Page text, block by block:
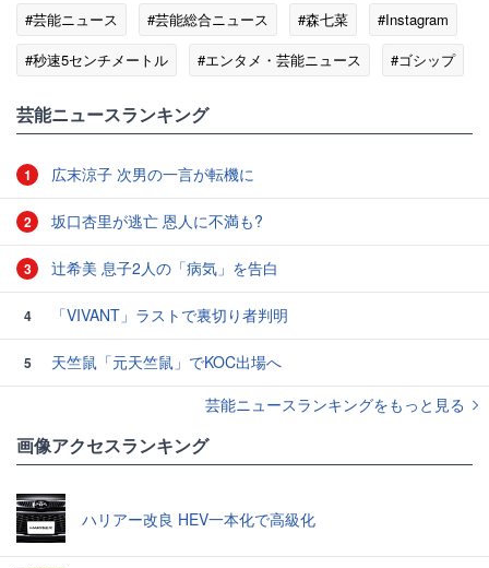
#芸能ニュース #芸能総合ニュース #森七菜
#Instagram
#秒速5センチメートル
#エンタメ・芸能ニュース #ゴシップ
芸能ニュースランキング
1 広末涼子 次男の一言が転機に
2 坂口杏里が逃亡 恩人に不満も?
3 辻希美 息子2人の「病気」を告白
4 「VIVANT」ラストで裏切り者判明
5
天竺鼠「元天竺鼠」でKOC出場へ
芸能ニュースランキングをもっと見る
画像アクセスランキング
ハリアー改良 HEV一本化で高級化